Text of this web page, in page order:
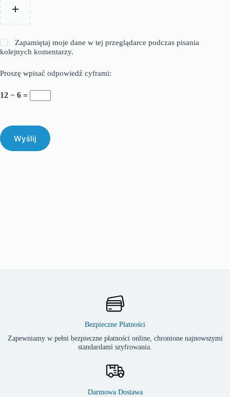
Zapamiętaj moje dane w tej przeglądarce podczas pisania
kolejnych komentarzy.
Proszę wpisać odpowiedź cyframi:
12 − 6 =
Wyślij
Bezpieczne Płatności
Zapewniamy w pełni bezpieczne płatności online, chronione najnowszymi
standardami szyfrowania.
Darmowa Dostawa